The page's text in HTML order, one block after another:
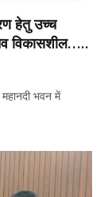
हेतु उच्च
विकासशील…..
भवन में